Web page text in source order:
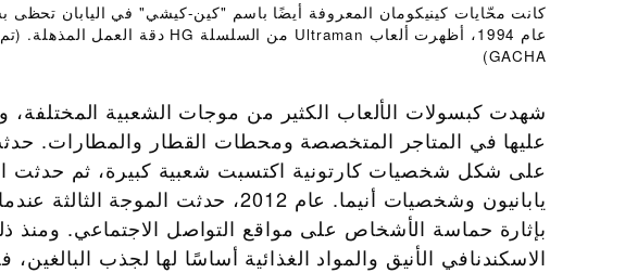
كانت محّايات كينيكومان المعروفة أيضًا باسم "كين-كيشي" في اليابان تحظى
GACHA)
شهدت كبسولات الألعاب الكثير من موجات الشعبية المختلفة،
يابانيون وشخصيات أنيما. عام 2012،
بإثارة حماسة الأشخاص على مواقع التواصل الاجتماعي.
الاسكندنافي الأنيق والمواد الغذائية أساسًا لها لجذب